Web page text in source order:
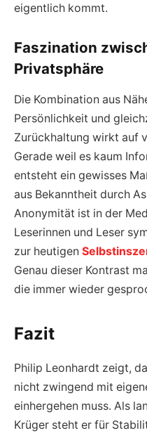
eigentlich kommt.
Faszination
Privatsphäre
Die Kombination aus
Persönlichkeit und
Zurückhaltung wirkt auf
Gerade weil es kaum
entsteht ein gewisses
aus Bekanntheit durch
Anonymität ist in der
Leserinnen und Leser
zur heutigen
Genau dieser Kontrast
die immer wieder
Fazit
Philip Leonhardt zeigt,
nicht zwingend mit
einhergehen muss. Als
Krüger steht er für